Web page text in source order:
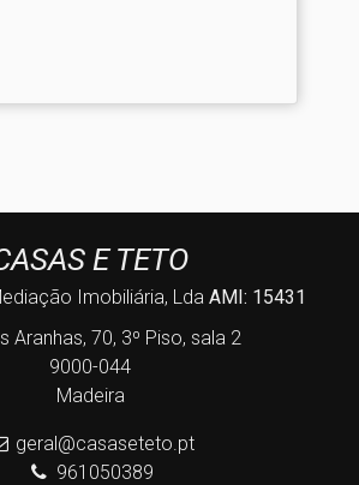
E TETO
Imobiliária, Lda AMI: 15431
Aranhas, 70, 3º Piso, sala 2
9000-044
Madeira
geral@casaseteto.pt
961050389